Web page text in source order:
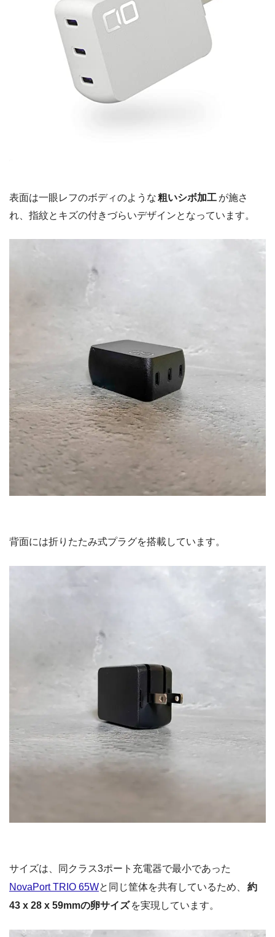
表面は一眼レフのボディのような粗いシボ加工 が施さ
れ、指紋とキズの付きづらいデザインとなっています。
背面には折りたたみ式プラグを搭載しています。
サイズは、同クラス3ポート充電器で最小であった
NovaPort TRIO 65Wと同じ筐体を共有しているため、
約
43 x 28 x 59mmの卵サイズ を実現しています。